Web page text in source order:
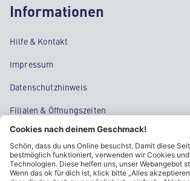
Informationen
Hilfe & Kontakt
Impressum
Datenschutzhinweis
Filialen & Öffnungszeiten
Kontakt
Cookie-Einstellungen
Kundeninformationen